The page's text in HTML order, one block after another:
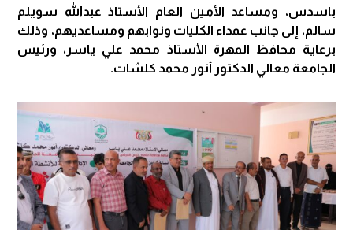
باسدس، ومساعد الأمين العام الأستاذ عبدالله سويلم
سالم، إلى جانب عمداء الكليات ونوابهم ومساعديهم، وذلك
برعاية محافظ المهرة الأستاذ محمد علي ياسر، ورئيس
الجامعة معالي الدكتور أنور محمد كلشات.